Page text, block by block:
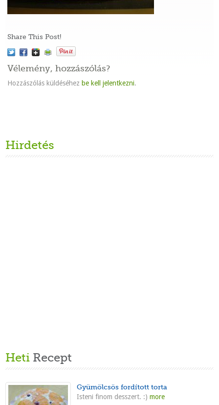
Share This Post!
Vélemény, hozzászólás?
Hozzászólás küldéséhez be kell jelentkezni.
Hirdetés
Heti Recept
Gyümölcsös fordított torta
Isteni finom desszert. :) more